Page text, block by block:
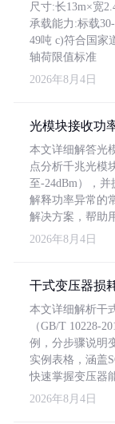
尺寸:长13m×宽
承载能力:标载
49吨 c)符合国家
轴荷限值标准
2026年8月4日
光模块接收功
本文详细解答光
点分析千兆光模
至-24dBm），
解释功率异常的
解决方案，帮助
2026年8月4日
干式变压器损
本文详细解析干
（GB/T 10228-
例，分步骤说明
实例表格，涵盖
快速掌握变压器
2026年8月4日